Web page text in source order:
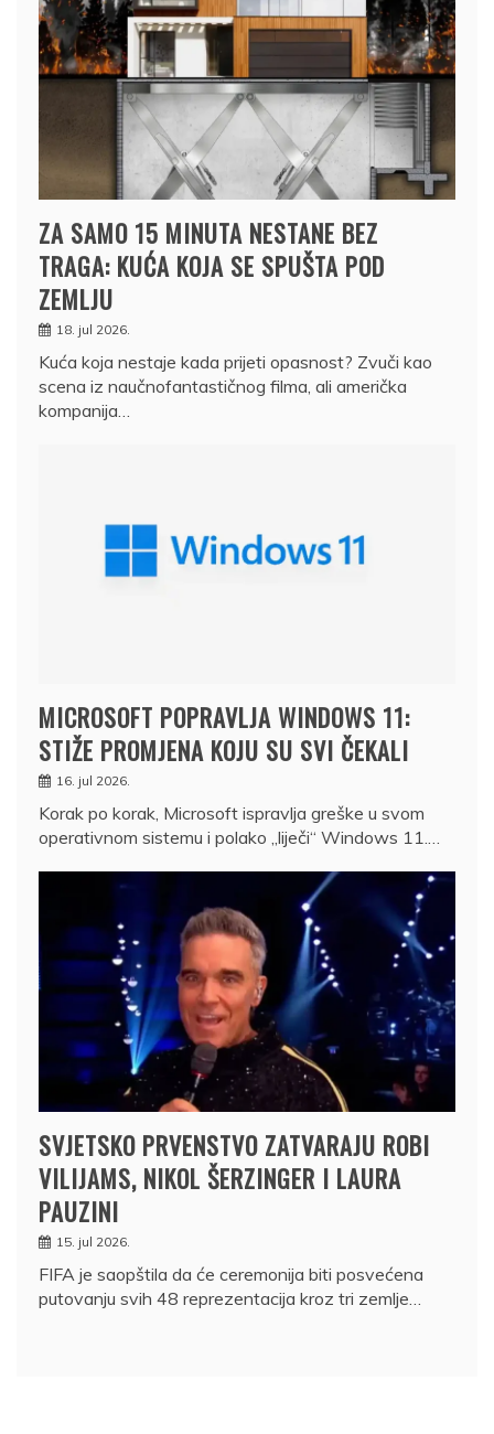
ZA SAMO 15 MINUTA NESTANE BEZ
TRAGA: KUĆA KOJA SE SPUŠTA POD
ZEMLJU
18. jul 2026.
Kuća koja nestaje kada prijeti opasnost? Zvuči kao
scena iz naučnofantastičnog filma, ali američka
kompanija…
MICROSOFT POPRAVLJA WINDOWS 11:
STIŽE PROMJENA KOJU SU SVI ČEKALI
16. jul 2026.
Korak po korak, Microsoft ispravlja greške u svom
operativnom sistemu i polako „liječi“ Windows 11.…
SVJETSKO PRVENSTVO ZATVARAJU ROBI
VILIJAMS, NIKOL ŠERZINGER I LAURA
PAUZINI
15. jul 2026.
FIFA je saopštila da će ceremonija biti posvećena
putovanju svih 48 reprezentacija kroz tri zemlje…